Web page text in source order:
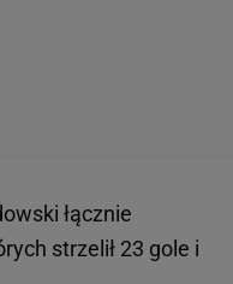
łącznie
strzelił 23 gole i